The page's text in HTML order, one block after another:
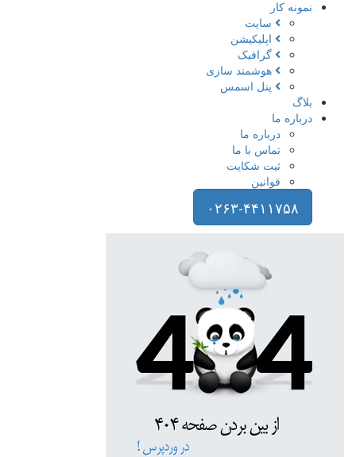
نمونه کار
سایت
اپلیکیشن
گرافیک
هوشمند سازی
پنل اسمس
بلاگ
درباره ما
درباره ما
تماس با ما
ثبت شکایت
قوانین
۰۲۶۳-۴۴۱۱۷۵۸